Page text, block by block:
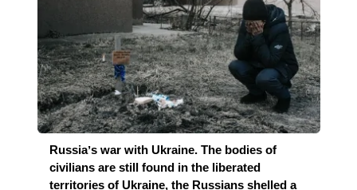
Russiaʼs war with Ukraine. The bodies of
civilians are still found in the liberated
territories of Ukraine, the Russians shelled a